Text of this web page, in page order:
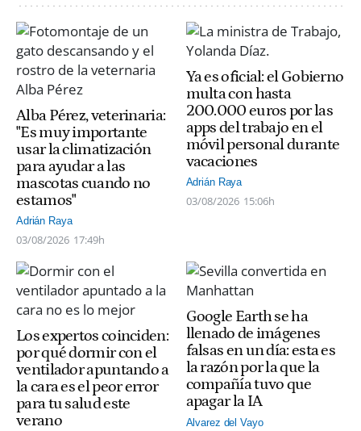
Alba Pérez, veterinaria:
"Es muy importante
usar la climatización
para ayudar a las
mascotas cuando no
estamos"
Adrián Raya
03/08/2026 17:49h
Ya es oficial: el Gobierno
multa con hasta
200.000 euros por las
apps del trabajo en el
móvil personal durante
vacaciones
Adrián Raya
03/08/2026 15:06h
Los expertos coinciden:
por qué dormir con el
ventilador apuntando a
la cara es el peor error
para tu salud este
verano
Google Earth se ha
llenado de imágenes
falsas en un día: esta es
la razón por la que la
compañía tuvo que
apagar la IA
Alvarez del Vayo